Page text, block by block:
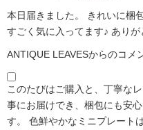
本日届きました。 きれいに梱
すごく気に入ってます♪ ありが
ANTIQUE LEAVESからのコメ
このたびはご購入と、丁寧な
事にお届けでき、梱包にも安
す。 色鮮やかなミニプレート